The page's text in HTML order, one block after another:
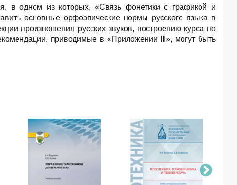
в одном из которых, «Связь фонетики с графикой и
основные орфоэпические нормы русского языка в
произношения русских звуков, построению курса по
приводимые в «Приложении III», могут быть